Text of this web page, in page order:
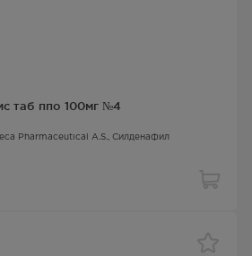
таб ппо 100мг №4
Pharmaceutical A.S., Силденафил